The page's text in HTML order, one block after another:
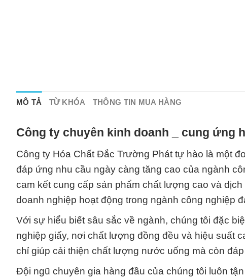
MÔ TẢ TỪ KHÓA THÔNG TIN MUA HÀNG
Công ty chuyên kinh doanh _ cung ứng
Công ty Hóa Chất Đắc Trường Phát tự hào là một
đáp ứng nhu cầu ngày càng tăng cao của ngành
cam kết cung cấp sản phẩm chất lượng cao và
doanh nghiệp hoạt động trong ngành công nghiệp
Với sự hiểu biết sâu sắc về ngành, chúng tôi đặc
nghiệp giấy, nơi chất lượng đồng đều và hiệu suất
chỉ giúp cải thiện chất lượng nước uống mà còn
Đội ngũ chuyên gia hàng đầu của chúng tôi luôn